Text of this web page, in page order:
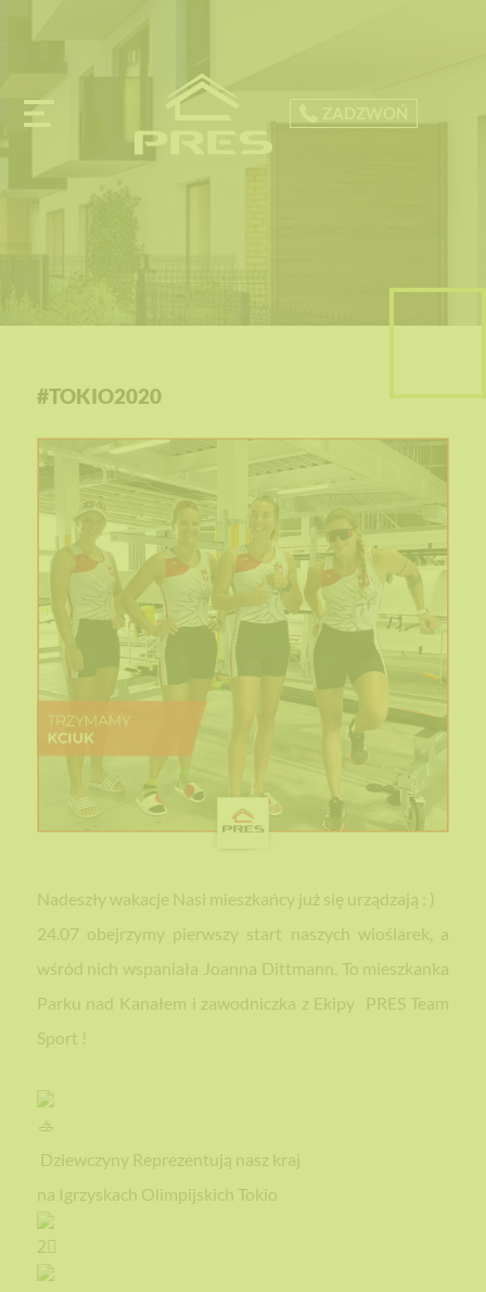
#TOKIO2020
Nadeszły wakacje Nasi mieszkańcy już się urządzają : )
24.07 obejrzymy pierwszy start naszych wioślarek, a
wśród nich wspaniała Joanna Dittmann. To mieszkanka
Parku nad Kanałem i zawodniczka z Ekipy
PRES Team
Sport !
Dziewczyny Reprezentują nasz kraj
na Igrzyskach Olimpijskich Tokio